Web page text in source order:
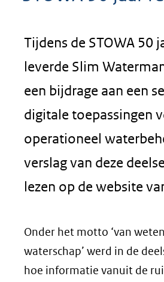
Tijdens de STOWA 50
leverde Slim
een bijdrage aan een
digitale toepassingen
operationeel
verslag van deze
lezen op de website
Onder het motto ‘van
waterschap’ werd in de
hoe informatie vanuit de